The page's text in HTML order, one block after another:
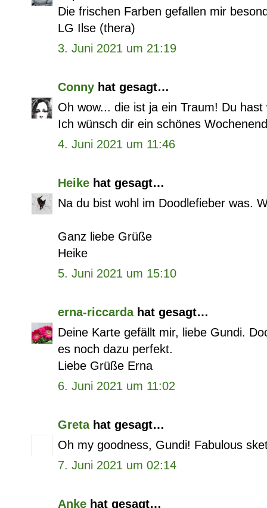
Die frischen Farben gefallen mir
LG Ilse (thera)
3. Juni 2021 um 21:19
Conny hat gesagt…
Oh wow... die ist ja ein Traum! Du
Ich wünsch dir ein schönes
4. Juni 2021 um 11:46
Heike hat gesagt…
Na du bist wohl im Doodlefieber was.
Ganz liebe Grüße
Heike
5. Juni 2021 um 15:10
erna-riccardahat gesagt…
Deine Karte gefällt mir, liebe Gundi.
es noch dazu perfekt.
Liebe Grüße Erna
6. Juni 2021 um 11:02
Gretahat gesagt…
Oh my goodness, Gundi! Fabulous
7. Juni 2021 um 02:14
Anke hat gesagt…